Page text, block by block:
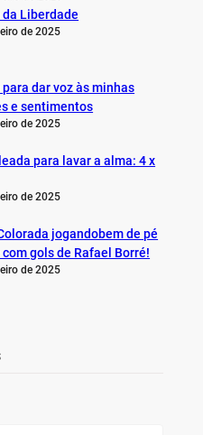
da Liberdade
de 2025
para dar voz às minhas
e sentimentos
de 2025
para lavar a alma: 4 x
de 2025
jogandobem de pé
com gols de Rafael Borré!
de 2025